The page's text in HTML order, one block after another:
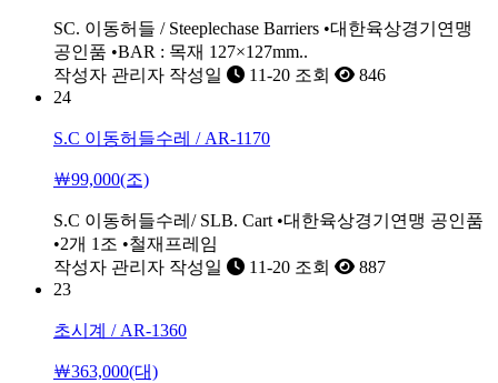
SC. 이동허들 / Steeplechase Barriers •대한육상경기연맹
공인품 •BAR : 목재 127×127mm..
작성자 관리자 작성일 11-20 조회
846
24
S.C 이동허들수레 / AR-1170
￦99,000(조)
S.C 이동허들수레/ SLB. Cart •대한육상경기연맹 공인품
•2개 1조 •철재프레임
작성자 관리자 작성일 11-20 조회
887
23
초시계 / AR-1360
￦363,000(대)